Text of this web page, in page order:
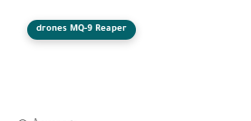
drones MQ-9 Reaper